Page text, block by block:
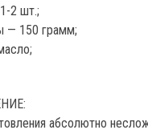
2 шт.;
— 150 грамм;
абсолютно